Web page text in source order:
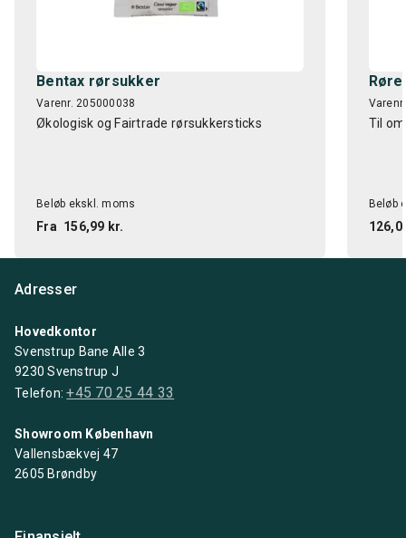
Bentax rørsukker
Varenr. 205000038
Økologisk og Fairtrade rørsukkersticks
Beløb ekskl. moms
Fra 156,99 kr.
Til
Beløb
Adresser
Hovedkontor
Svenstrup Bane Alle 3
9230 Svenstrup J
Telefon:+45 70 25 44 33
Showroom København
Vallensbækvej 47
2605 Brøndby